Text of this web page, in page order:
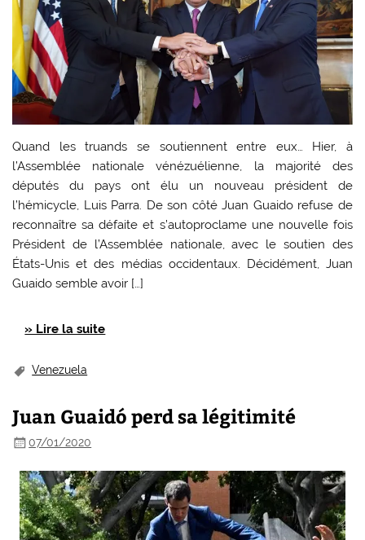
Quand les truands se soutiennent entre eux… Hier, à
l’Assemblée nationale vénézuélienne, la majorité des
députés du pays ont élu un nouveau président de
l’hémicycle, Luis Parra. De son côté Juan Guaido refuse de
reconnaître sa défaite et s’autoproclame une nouvelle fois
Président de l’Assemblée nationale, avec le soutien des
États-Unis et des médias occidentaux. Décidément, Juan
Guaido semble avoir […]
» Lire la suite
Venezuela
Juan Guaidó perd sa légitimité
07/01/2020